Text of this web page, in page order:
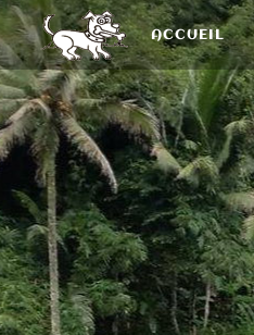
ACCUEIL